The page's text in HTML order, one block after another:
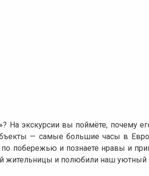
экскурсии вы поймёте, почему
— самые большие часы в
побережью и познаете нравы и
жительницы и полюбили наш уютный